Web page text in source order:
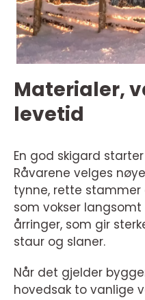
Materialer,
levetid
En god skigard
Råvarene velges
tynne, rette
som vokser
årringer, som gir
staur og slaner.
Når det gjelder
hovedsak to vanlige